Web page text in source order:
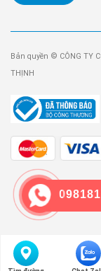
Bản quyền © CÔNG TY
THỊNH